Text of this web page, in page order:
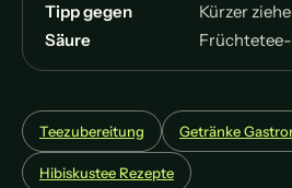
Tipp gegen
Säure
Kürzer
Teezubereitung Getränke
Hibiskustee Rezepte